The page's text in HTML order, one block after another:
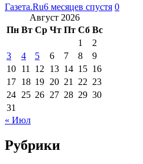
Газета.Ru6 месяцев спустя 0
Август 2026
Пн Вт Ср Чт Пт Сб Вс
1
2
3
4 5 6 7 8
9
10 11 12 13 14 15 16
17 18 19 20 21 22 23
24 25 26 27 28 29 30
31
« Июл
Рубрики